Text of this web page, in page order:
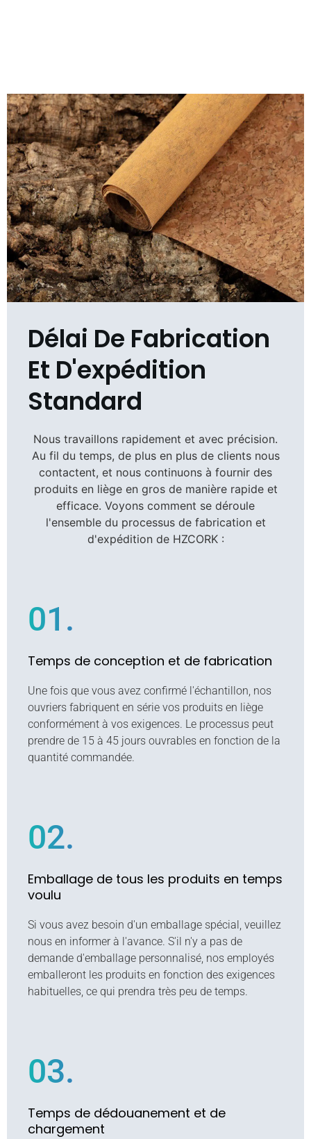
Délai De Fabrication
Et D'expédition
Standard
Nous travaillons rapidement et avec précision.
Au fil du temps, de plus en plus de clients nous
contactent, et nous continuons à fournir des
produits en liège en gros de manière rapide et
efficace. Voyons comment se déroule
l'ensemble du processus de fabrication et
d'expédition de HZCORK :
01.
Temps de conception et de fabrication
Une fois que vous avez confirmé l'échantillon, nos
ouvriers fabriquent en série vos produits en liège
conformément à vos exigences. Le processus peut
prendre de 15 à 45 jours ouvrables en fonction de la
quantité commandée.
02.
Emballage de tous les produits en temps
voulu
Si vous avez besoin d'un emballage spécial, veuillez
nous en informer à l'avance. S'il n'y a pas de
demande d'emballage personnalisé, nos employés
emballeront les produits en fonction des exigences
habituelles, ce qui prendra très peu de temps.
03.
Temps de dédouanement et de
chargement